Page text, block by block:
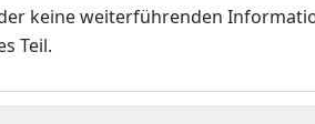
keine weiterführenden
Teil.